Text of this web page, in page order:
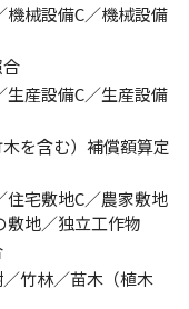
機械設備C／機械設備
産設備C／生産設備
を含む）補償額算定
宅敷地C／農家敷地
敷地／独立工作物
竹林／苗木（植木